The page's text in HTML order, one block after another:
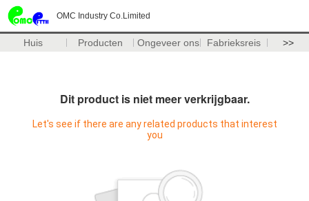
OMC Industry Co.Limited
Huis Producten Ongeveer ons Fabrieksreis >>
Dit product is niet meer verkrijgbaar.
Let's see if there are any related products that interest
you